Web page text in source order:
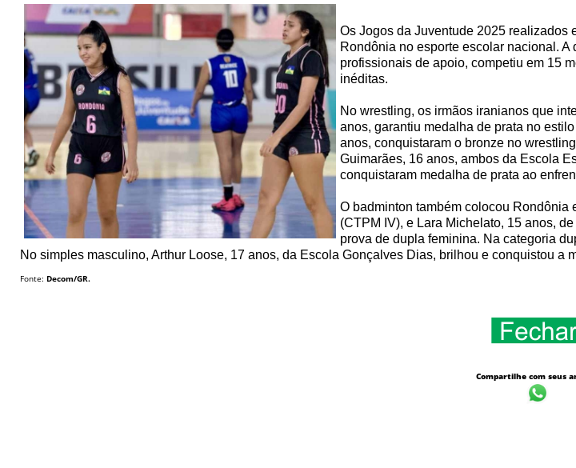
Os Jogos da Juventude 2025 realizados
Rondônia no esporte escolar nacional.
profissionais de apoio, competiu em 15
inéditas.
No wrestling, os irmãos iranianos que
anos, garantiu medalha de prata no
anos, conquistaram o bronze no
Guimarães, 16 anos, ambos da Escola
conquistaram medalha de prata ao
O badminton também colocou Rondônia
(CTPM IV), e Lara Michelato, 15 anos,
prova de dupla feminina. Na categoria
No simples masculino, Arthur Loose, 17 anos, da Escola Gonçalves Dias, brilhou e conquistou a
Fonte: Decom/GR.
Compartilhe com seus